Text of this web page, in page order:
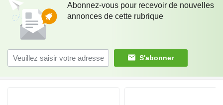
Abonnez-vous pour recevoir de nouvelles
annonces de cette rubrique
S'abonner